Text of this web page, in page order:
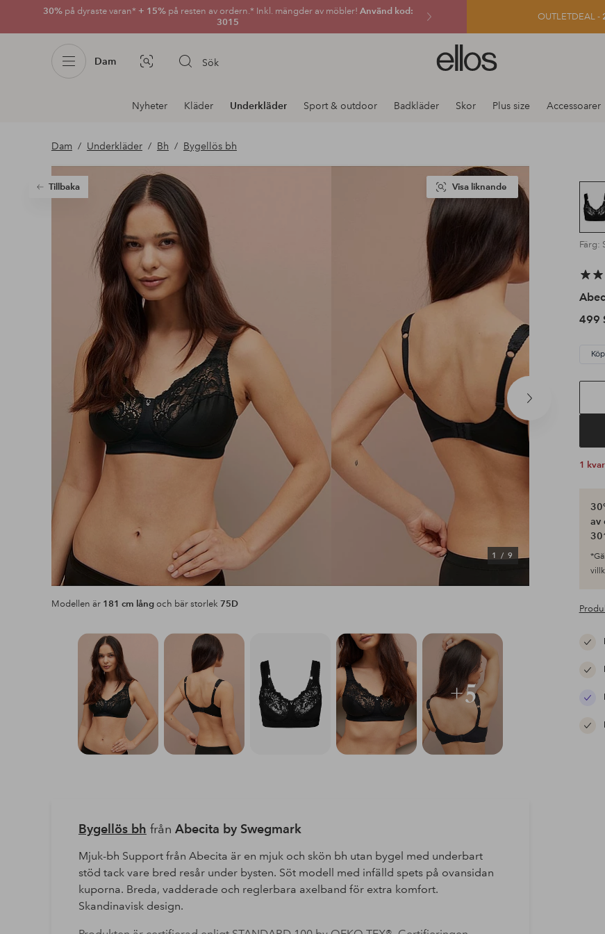
30% på dyraste varan* + 15% på resten av ordern.* Inkl. mängder av möbler! Använd kod:
3015
OUTLETDEAL -
Dam Bildsök Sök
Ellos
logotyp
gå
Avdelnings
navigation
Nyheter Kläder Underkläder Sport & outdoor Badkläder Skor Plus size Accessoarer
Dam Underkläder Bh Bygellös bh
Tillbaka
Nästa
1/ 9
Visa liknande
Modellen är 181 cm långoch bär storlek 75D
Färg:
499
1
av
+5
Bygellös bh från Abecita by Swegmark
Mjuk-bh Support från Abecita är en mjuk och skön bh utan bygel med underbart
stöd tack vare bred resår under bysten. Söt modell med infälld spets på ovansidan
kuporna. Breda, vadderade och reglerbara axelband för extra komfort.
Skandinavisk design.